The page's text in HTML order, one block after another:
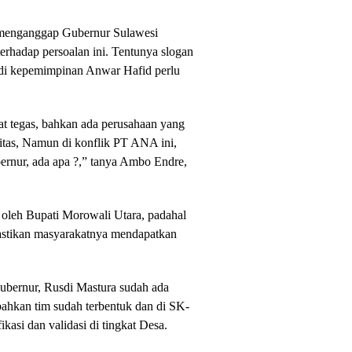
Gubernur Sulawesi
persoalan ini. Tentunya slogan
kepemimpinan Anwar Hafid perlu
bahkan ada perusahaan yang
Namun di konflik PT ANA ini,
ada apa ?,” tanya Ambo Endre,
Bupati Morowali Utara, padahal
masyarakatnya mendapatkan
Rusdi Mastura sudah ada
tim sudah terbentuk dan di SK-
dan validasi di tingkat Desa.